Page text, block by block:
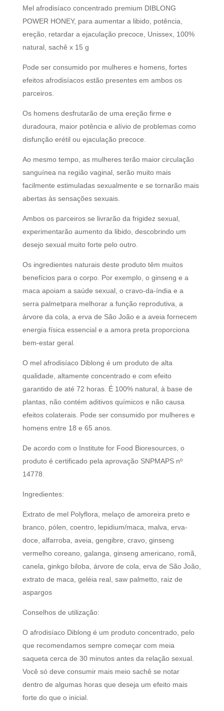
Mel afrodisíaco concentrado premium DIBLONG
POWER HONEY, para aumentar a libido, potência,
ereção, retardar a ejaculação precoce, Unissex, 100%
natural, sachê x 15 g
Pode ser consumido por mulheres e homens, fortes
efeitos afrodisíacos estão presentes em ambos os
parceiros.
Os homens desfrutarão de uma ereção firme e
duradoura, maior potência e alívio de problemas como
disfunção erétil ou ejaculação precoce.
Ao mesmo tempo, as mulheres terão maior circulação
sanguínea na região vaginal, serão muito mais
facilmente estimuladas sexualmente e se tornarão mais
abertas às sensações sexuais.
Ambos os parceiros se livrarão da frigidez sexual,
experimentarão aumento da libido, descobrindo um
desejo sexual muito forte pelo outro.
Os ingredientes naturais deste produto têm muitos
benefícios para o corpo. Por exemplo, o ginseng e a
maca apoiam a saúde sexual, o cravo-da-índia e a
serra palmetpara melhorar a função reprodutiva, a
árvore da cola, a erva de São João e a aveia fornecem
energia física essencial e a amora preta proporciona
bem-estar geral.
O mel afrodisíaco Diblong é um produto de alta
qualidade, altamente concentrado e com efeito
garantido de até 72 horas. É 100% natural, à base de
plantas, não contém aditivos químicos e não causa
efeitos colaterais. Pode ser consumido por mulheres e
homens entre 18 e 65 anos.
De acordo com o Institute for Food Bioresources, o
produto é certificado pela aprovação SNPMAPS nº
14778.
Ingredientes:
Extrato de mel Polyflora, melaço de amoreira preto e
branco, pólen, coentro, lepidium/maca, malva, erva-
doce, alfarroba, aveia, gengibre, cravo, ginseng
vermelho coreano, galanga, ginseng americano, romã,
canela, ginkgo biloba, árvore de cola, erva de São João,
extrato de maca, geléia real, saw palmetto, raiz de
aspargos
Conselhos de utilização:
O afrodisíaco Diblong é um produto concentrado, pelo
que recomendamos sempre começar com meia
saqueta cerca de 30 minutos antes da relação sexual.
Você só deve consumir mais meio sachê se notar
dentro de algumas horas que deseja um efeito mais
forte do que o inicial.